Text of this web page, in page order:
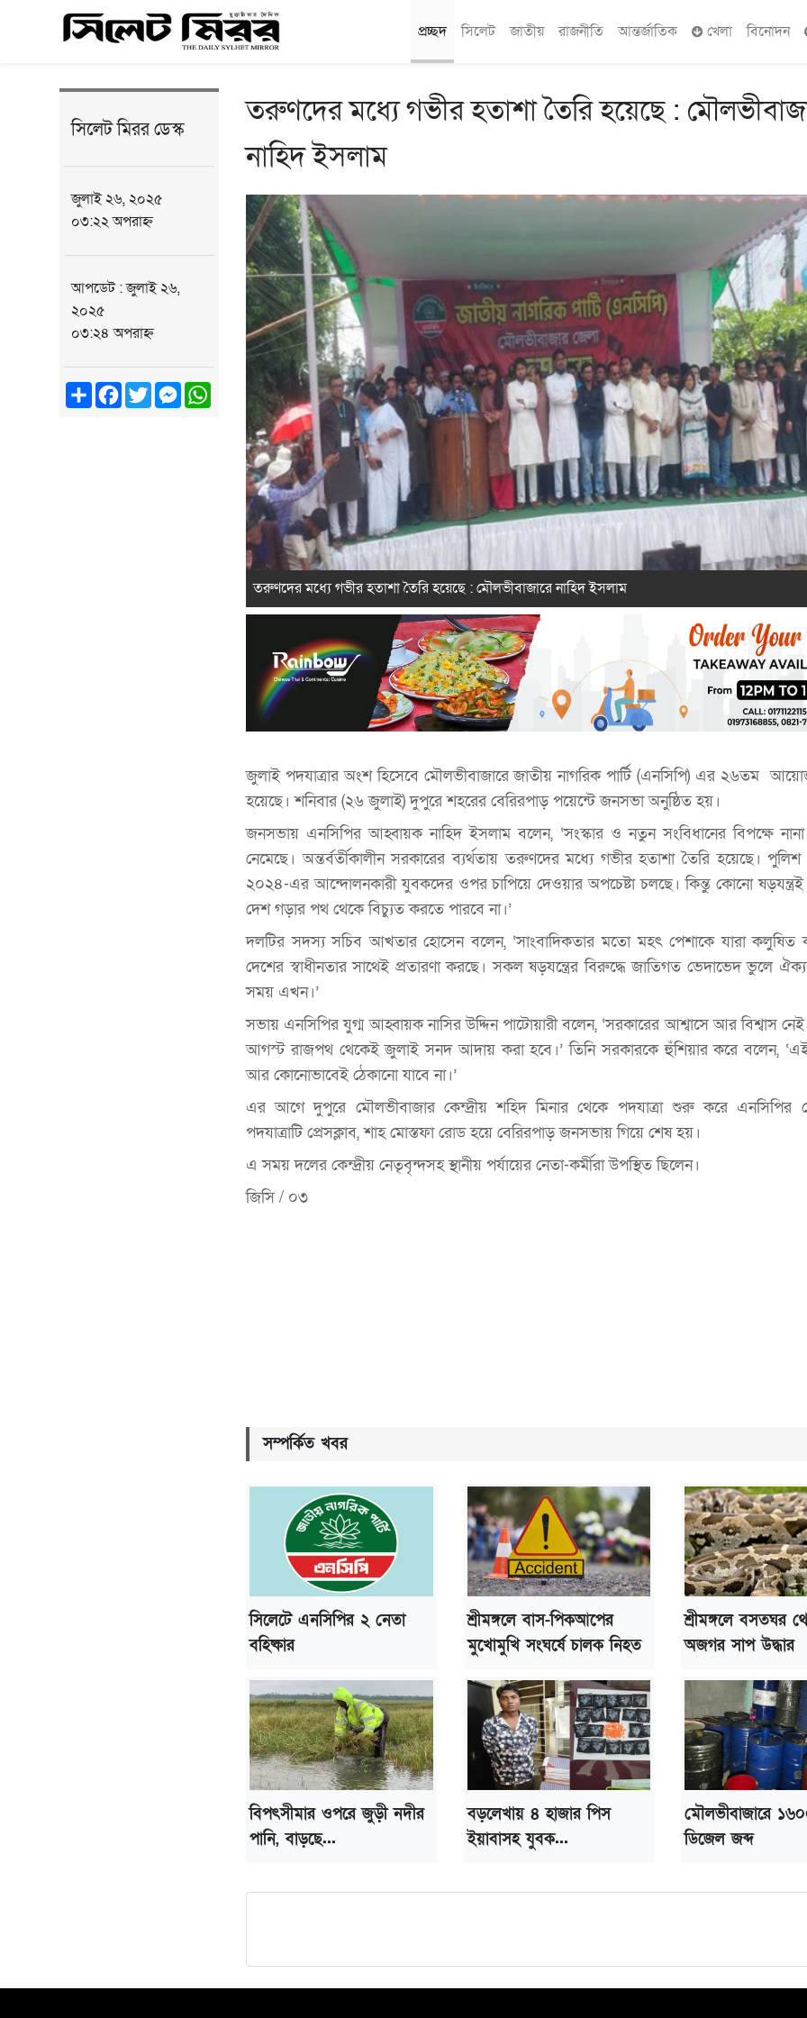
প্রচ্ছদ সিলেট জাতীয় রাজনীতি আন্তর্জাতিক খেলা বিনোদন
সিলেট মিরর ডেস্ক
জুলাই ২৬, ২০২৫
০৩:২২ অপরাহ্ন
আপডেট : জুলাই ২৬,
২০২৫
০৩:২৪ অপরাহ্ন
ShareFacebook
TwitterMessengerWhatsApp
তরুণদের মধ্যে গভীর হতাশা তৈরি হয়েছে :
নাহিদ ইসলাম
তরুণদের মধ্যে গভীর হতাশা তৈরি হয়েছে : মৌলভীবাজারে নাহিদ ইসলাম
জুলাই পদযাত্রার অংশ হিসেবে মৌলভীবাজারে জাতীয় নাগরিক পার্টি (এনসিপি) এর ২৬তম
হয়েছে। শনিবার (২৬ জুলাই) দুপুরে শহরের বেরিরপাড় পয়েন্টে জনসভা অনুষ্ঠিত হয়।
জনসভায় এনসিপির আহ্বায়ক নাহিদ ইসলাম বলেন, ‘সংস্কার ও নতুন সংবিধানের বিপক্ষে নানা
নেমেছে। অন্তর্বর্তীকালীন সরকারের ব্যর্থতায় তরুণদের মধ্যে গভীর হতাশা তৈরি হয়েছে। পুলিশ
২০২৪-এর আন্দোলনকারী যুবকদের ওপর চাপিয়ে দেওয়ার অপচেষ্টা চলছে। কিন্তু কোনো
দেশ গড়ার পথ থেকে বিচ্যুত করতে পারবে না।’
দলটির সদস্য সচিব আখতার হোসেন বলেন, ‘সাংবাদিকতার মতো মহৎ পেশাকে যারা কলুষিত
দেশের স্বাধীনতার সাথেই প্রতারণা করছে। সকল ষড়যন্ত্রের বিরুদ্ধে জাতিগত ভেদাভেদ ভুলে
সময় এখন।’
সভায় এনসিপির যুগ্ম আহ্বায়ক নাসির উদ্দিন পাটোয়ারী বলেন, ‘সরকারের আশ্বাসে আর বিশ্বাস
আগস্ট রাজপথ থেকেই জুলাই সনদ আদায় করা হবে।’ তিনি সরকারকে হুঁশিয়ার করে বলেন,
আর কোনোভাবেই ঠেকানো যাবে না।’
এর আগে দুপুরে মৌলভীবাজার কেন্দ্রীয় শহিদ মিনার থেকে পদযাত্রা শুরু করে এনসিপির
পদযাত্রাটি প্রেসক্লাব, শাহ মোস্তফা রোড হয়ে বেরিরপাড় জনসভায় গিয়ে শেষ হয়।
এ সময় দলের কেন্দ্রীয় নেতৃবৃন্দসহ স্থানীয় পর্যায়ের নেতা-কর্মীরা উপস্থিত ছিলেন।
জিসি / ০৩
সম্পর্কিত খবর
সিলেটে এনসিপির ২ নেতা
বহিষ্কার
শ্রীমঙ্গলে বাস-পিকআপের
মুখোমুখি সংঘর্ষে চালক নিহত
শ্রীমঙ্গলে বসতঘর
অজগর সাপ উদ্ধার
বিপৎসীমার ওপরে জুড়ী নদীর
পানি, বাড়ছে...
বড়লেখায় ৪ হাজার পিস
ইয়াবাসহ যুবক...
মৌলভীবাজারে
ডিজেল জব্দ